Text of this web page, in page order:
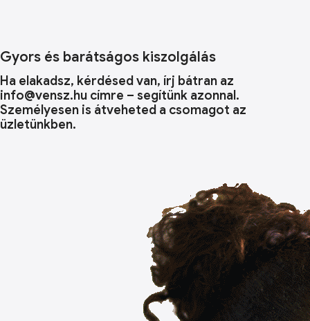
Gyors és barátságos kiszolgálás
Ha elakadsz, kérdésed van, írj bátran az
info@vensz.hu címre – segítünk azonnal.
Személyesen is átveheted a csomagot az
üzletünkben.